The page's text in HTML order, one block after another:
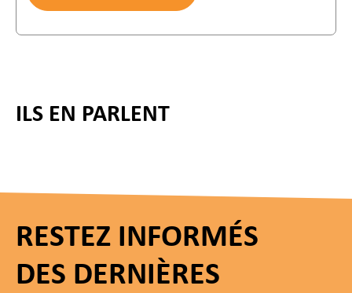
ILS EN PARLENT
RESTEZ INFORMÉS
DES DERNIÈRES